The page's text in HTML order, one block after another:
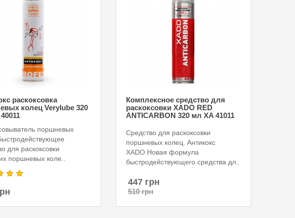
раскоксовка
колец Verylube 320
поршневых
для раскоксовки
поршневых коле..
Комплексное средство для
раскоксовки XADO RED
ANTICARBON 320 мл XA 41011
Средство для раскоксовки
поршневых колец. Антикокс
XADO.Новая формула
быстродействующего средства дл..
447 грн
510 грн